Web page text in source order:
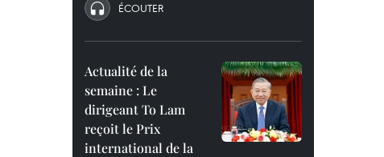
ÉCOUTER
Actualité de la
semaine : Le
dirigeant To Lam
reçoit le Prix
international de la